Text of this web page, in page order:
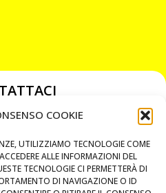
COOKIE
UTILIZZIAMO TECNOLOGIE COME
ALLE INFORMAZIONI DEL
TECNOLOGIE CI PERMETTERÀ DI
DI NAVIGAZIONE O ID